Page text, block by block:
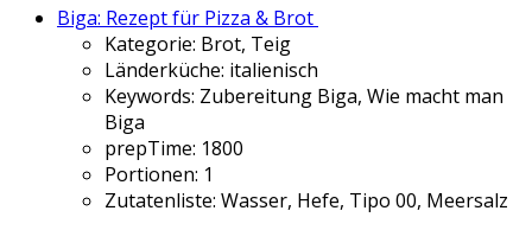
Biga: Rezept für Pizza & Brot
Kategorie: Brot, Teig
Länderküche: italienisch
Keywords: Zubereitung Biga, Wie macht man
Biga
prepTime: 1800
Portionen: 1
Zutatenliste: Wasser, Hefe, Tipo 00, Meersalz